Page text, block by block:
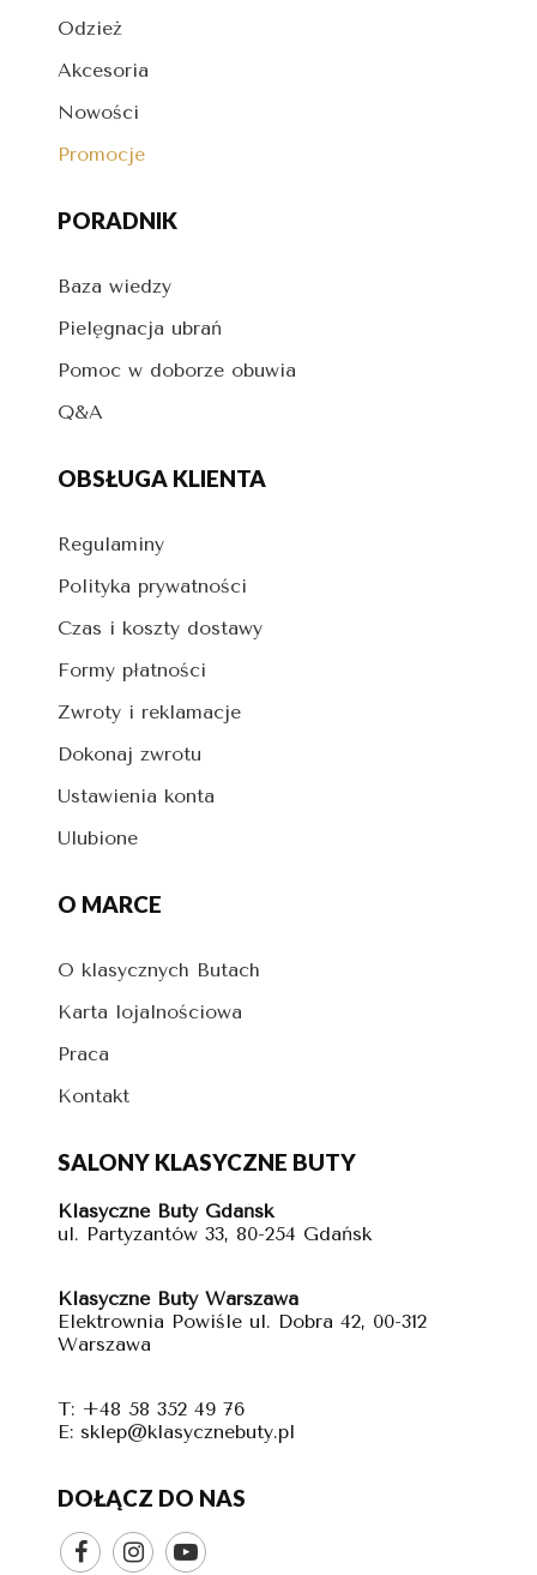
Odzież
Akcesoria
Nowości
Promocje
PORADNIK
Baza wiedzy
Pielęgnacja ubrań
Pomoc w doborze obuwia
Q&A
OBSŁUGA KLIENTA
Regulaminy
Polityka prywatności
Czas i koszty dostawy
Formy płatności
Zwroty i reklamacje
Dokonaj zwrotu
Ustawienia konta
Ulubione
O MARCE
O klasycznych Butach
Karta lojalnościowa
Praca
Kontakt
SALONY KLASYCZNE BUTY
Klasyczne Buty Gdańsk
ul. Partyzantów 33, 80-254 Gdańsk
Klasyczne Buty Warszawa
Elektrownia Powiśle ul. Dobra 42, 00-312
Warszawa
T: +48 58 352 49 76
E: sklep@klasycznebuty.pl
DOŁĄCZ DO NAS
  